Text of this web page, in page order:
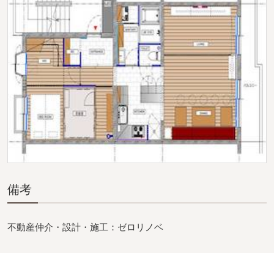
備考
不動産仲介・設計・施工：ゼロリノベ